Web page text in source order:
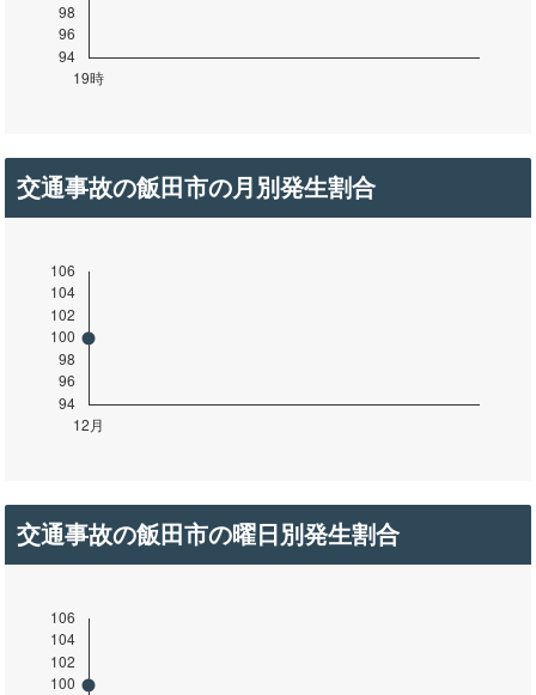
交通事故の飯田市の月別発生割合
交通事故の飯田市の曜日別発生割合